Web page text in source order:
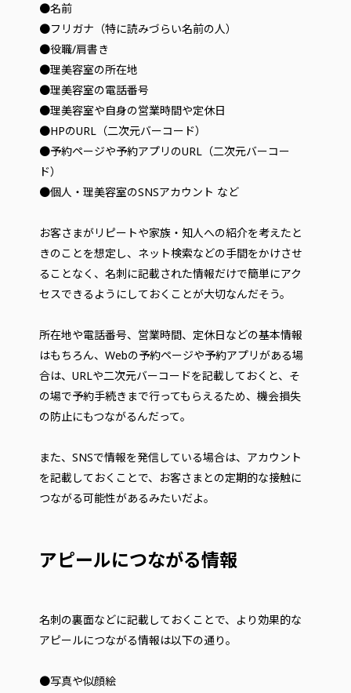
●名前
●フリガナ（特に読みづらい名前の人）
●役職/肩書き
●理美容室の所在地
●理美容室の電話番号
●理美容室や自身の営業時間や定休日
●HPのURL（二次元バーコード）
●予約ページや予約アプリのURL（二次元バーコー
ド）
●個人・理美容室のSNSアカウント など
お客さまがリピートや家族・知人への紹介を考えたと
きのことを想定し、ネット検索などの手間をかけさせ
ることなく、名刺に記載された情報だけで簡単にアク
セスできるようにしておくことが大切なんだそう。
所在地や電話番号、営業時間、定休日などの基本情報
はもちろん、Webの予約ページや予約アプリがある場
合は、URLや二次元バーコードを記載しておくと、そ
の場で予約手続きまで行ってもらえるため、機会損失
の防止にもつながるんだって。
また、SNSで情報を発信している場合は、アカウント
を記載しておくことで、お客さまとの定期的な接触に
つながる可能性があるみたいだよ。
アピールにつながる情報
名刺の裏面などに記載しておくことで、より効果的な
アピールにつながる情報は以下の通り。
●写真や似顔絵